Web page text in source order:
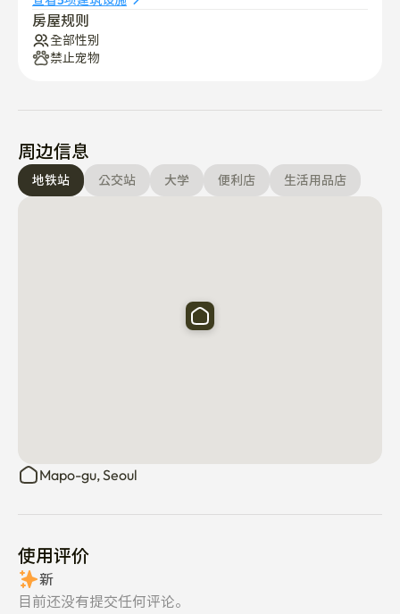
房屋规则
全部性别
禁止宠物
周边信息
地铁站 公交站 大学 便利店 生活用品店
Mapo-gu, Seoul
使用评价
新
目前还没有提交任何评论。